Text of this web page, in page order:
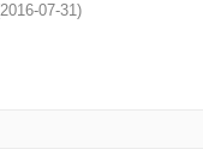
2016-07-31)